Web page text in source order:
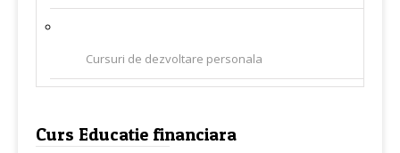
Cursuri de dezvoltare personala
Curs Educatie financiara